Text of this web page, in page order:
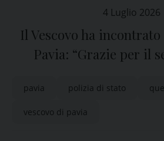
4 Luglio 2026
Il Vescovo ha incontrato
Pavia: “Grazie per il
pavia polizia di stato
vescovo di pavia